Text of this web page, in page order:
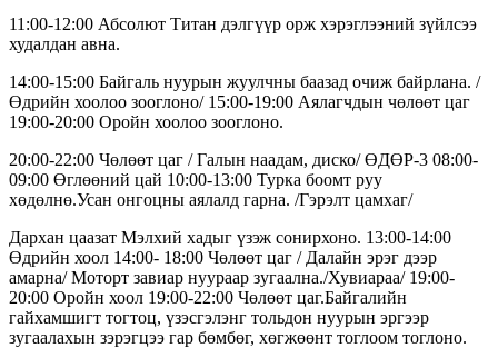
11:00-12:00 Абсолют Титан дэлгүүр орж хэрэглээний зүйлсээ
худалдан авна.
14:00-15:00 Байгаль нуурын жуулчны баазад очиж байрлана. /
Өдрийн хоолоо зооглоно/ 15:00-19:00 Аялагчдын чөлөөт цаг
19:00-20:00 Оройн хоолоо зооглоно.
20:00-22:00 Чөлөөт цаг / Галын наадам, диско/ ӨДӨР-3 08:00-
09:00 Өглөөний цай 10:00-13:00 Турка боомт руу
хөдөлнө.Усан онгоцны аялалд гарна. /Гэрэлт цамхаг/
Дархан цаазат Мэлхий хадыг үзэж сонирхоно. 13:00-14:00
Өдрийн хоол 14:00- 18:00 Чөлөөт цаг / Далайн эрэг дээр
амарна/ Моторт завиар нуураар зугаална./Хувиараа/ 19:00-
20:00 Оройн хоол 19:00-22:00 Чөлөөт цаг.Байгалийн
гайхамшигт тогтоц, үзэсгэлэнг тольдон нуурын эргээр
зугаалахын зэрэгцээ гар бөмбөг, хөгжөөнт тоглоом тоглоно.